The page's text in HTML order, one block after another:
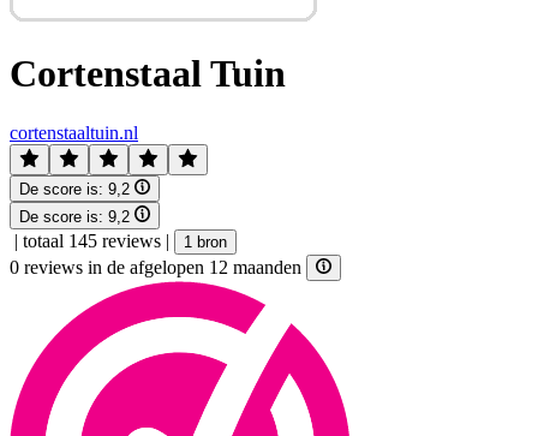
Cortenstaal Tuin
cortenstaaltuin.nl
De score is: 9,2
De score is: 9,2
| totaal 145 reviews | 1 bron
0 reviews in de afgelopen 12 maanden